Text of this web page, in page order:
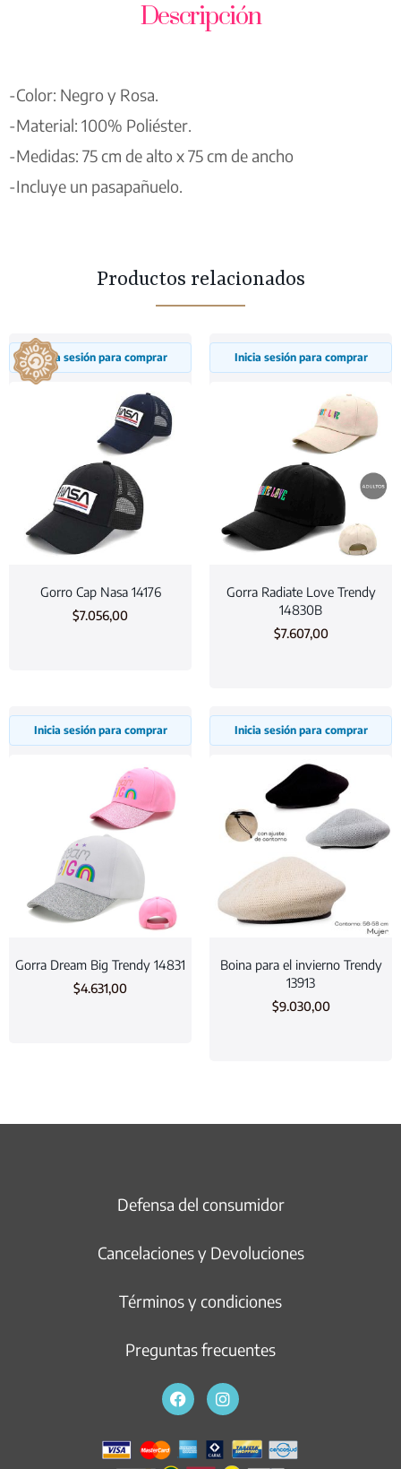
Descripción
-Color: Negro y Rosa.
-Material: 100% Poliéster.
-Medidas: 75 cm de alto x 75 cm de ancho
-Incluye un pasapañuelo.
Productos relacionados
Inicia sesión para comprar
Gorro Cap Nasa 14176
$7.056,00
Inicia sesión para comprar
Gorra Radiate Love Trendy
14830B
$7.607,00
Inicia sesión para comprar
Gorra Dream Big Trendy 14831
$4.631,00
Inicia sesión para comprar
Boina para el invierno Trendy
13913
$9.030,00
Defensa del consumidor
Cancelaciones y Devoluciones
Términos y condiciones
Preguntas frecuentes